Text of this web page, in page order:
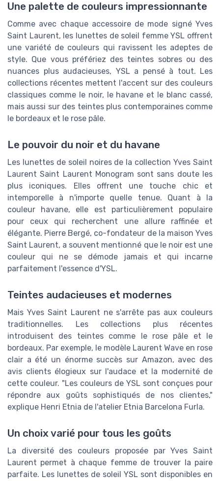
Une palette de couleurs impressionnante
Comme avec chaque accessoire de mode signé Yves
Saint Laurent, les lunettes de soleil femme YSL offrent
une variété de couleurs qui ravissent les adeptes de
style. Que vous préfériez des teintes sobres ou des
nuances plus audacieuses, YSL a pensé à tout. Les
collections récentes mettent l'accent sur des couleurs
classiques comme le noir, le havane et le blanc cassé,
mais aussi sur des teintes plus contemporaines comme
le bordeaux et le rose pâle.
Le pouvoir du noir et du havane
Les lunettes de soleil noires de la collection Yves Saint
Laurent Saint Laurent Monogram sont sans doute les
plus iconiques. Elles offrent une touche chic et
intemporelle à n'importe quelle tenue. Quant à la
couleur havane, elle est particulièrement populaire
pour ceux qui recherchent une allure raffinée et
élégante. Pierre Bergé, co-fondateur de la maison Yves
Saint Laurent, a souvent mentionné que le noir est une
couleur qui ne se démode jamais et qui incarne
parfaitement l'essence d'YSL.
Teintes audacieuses et modernes
Mais Yves Saint Laurent ne s'arrête pas aux couleurs
traditionnelles. Les collections plus récentes
introduisent des teintes comme le rose pâle et le
bordeaux. Par exemple, le modèle Laurent Wave en rose
clair a été un énorme succès sur Amazon, avec des
avis clients élogieux sur l'audace et la modernité de
cette couleur. "Les couleurs de YSL sont conçues pour
répondre aux goûts sophistiqués de nos clientes,"
explique Henri Etnia de l'atelier Etnia Barcelona Furla.
Un choix varié pour tous les goûts
La diversité des couleurs proposée par Yves Saint
Laurent permet à chaque femme de trouver la paire
parfaite. Les lunettes de soleil YSL sont disponibles en